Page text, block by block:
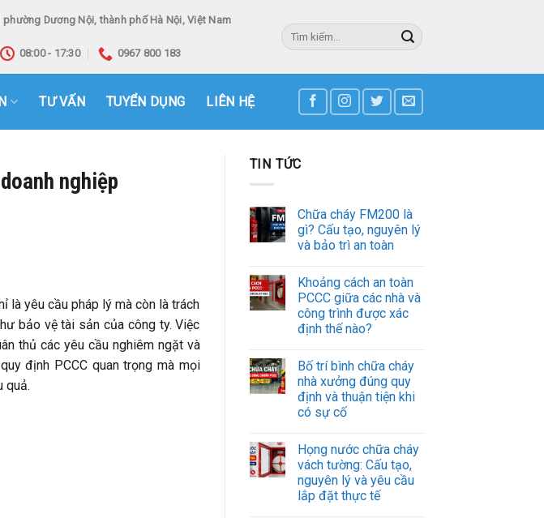
Dương Nội, thành phố Hà Nội, Việt Nam
08:00 - 17:30 0967 800 183
Tìm
kiếm:
TƯ VẤN TUYỂN DỤNG LIÊN HỆ
nghiệp
là yêu cầu pháp lý mà còn là trách
bảo vệ tài sản của công ty. Việc
thủ các yêu cầu nghiêm ngặt và
định PCCC quan trọng mà mọi
quả.
TIN TỨC
Chữa cháy FM200 là
gì? Cấu tạo, nguyên lý
và bảo trì an toàn
Khoảng cách an toàn
PCCC giữa các nhà và
công trình được xác
định thế nào?
Bố trí bình chữa cháy
nhà xưởng đúng quy
định và thuận tiện khi
có sự cố
Họng nước chữa cháy
vách tường: Cấu tạo,
nguyên lý và yêu cầu
lắp đặt thực tế